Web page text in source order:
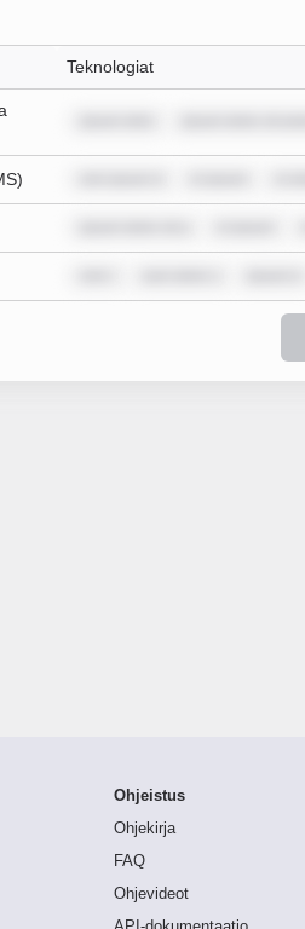
Teknologiat
Ohjeistus
Ohjekirja
FAQ
Ohjevideot